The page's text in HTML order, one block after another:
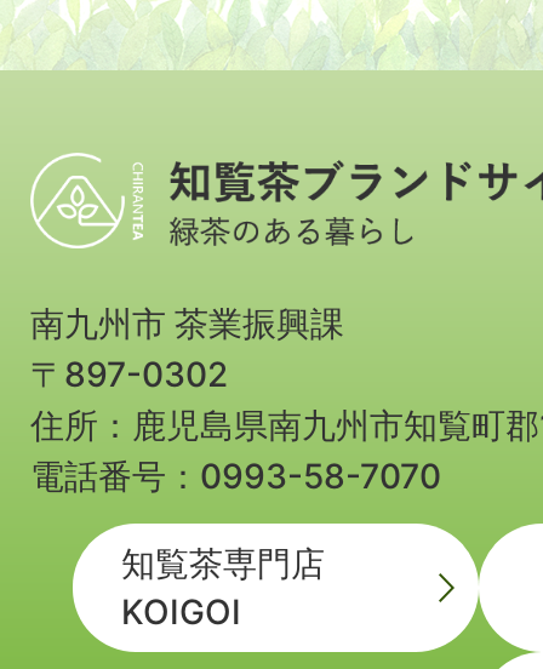
南九州市 茶業振興課
〒897-0302
住所：鹿児島県南九州市知覧町
電話番号：0993-58-7070
知覧茶専門店
KOIGOI